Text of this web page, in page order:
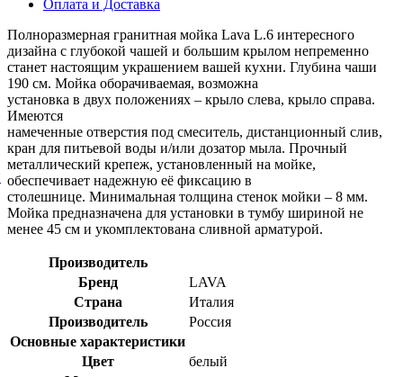
Оплата и Доставка
Полноразмерная гранитная мойка Lava L.6 интересного
дизайна с глубокой чашей и большим крылом непременно
станет настоящим украшением вашей кухни. Глубина чаши
190 см. Мойка оборачиваемая, возможна
установка в двух положениях – крыло слева, крыло справа.
Имеются
намеченные отверстия под смеситель, дистанционный слив,
кран для питьевой воды и/или дозатор мыла. Прочный
металлический крепеж, установленный на мойке,
обеспечивает надежную её фиксацию в
столешнице. Минимальная толщина стенок мойки – 8 мм.
Мойка предназначена для установки в тумбу шириной не
менее 45 см и укомплектована сливной арматурой.
Производитель
Бренд
LAVA
Страна
Италия
Производитель
Россия
Основные характеристики
Цвет
белый